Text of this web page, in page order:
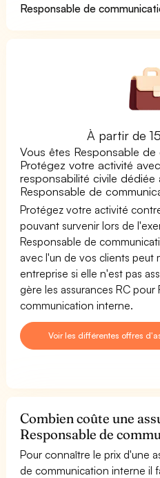
Responsable de
À partir de
Vous êtes Responsable
Protégez votre activité
responsabilité civile dédiée
Responsable de
Protégez votre activité
pouvant survenir lors de
Responsable de
avec l'un de vos clients peut
entreprise si elle n'est pas
gère les assurances RC pour
communication interne.
Voir les différentes offres
Combien coûte une
Responsable de
Pour connaître le prix d'une
de communication interne il